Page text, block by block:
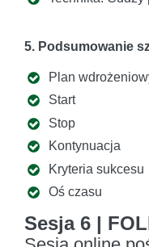
5. Podsumowanie
Plan
Start
Stop
Kontynuacja
Kryteria sukcesu
Oś czasu
Sesja 6 |